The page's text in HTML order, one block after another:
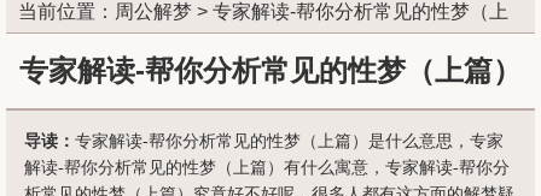
当前位置： 周公解梦 > 专家解读-帮你分析常见的性梦（上
篇）
专家解读-帮你分析常见的性梦（上篇）
导读： 专家解读-帮你分析常见的性梦（上篇）是什么意思，专家
解读-帮你分析常见的性梦（上篇）有什么寓意，专家解读-帮你分